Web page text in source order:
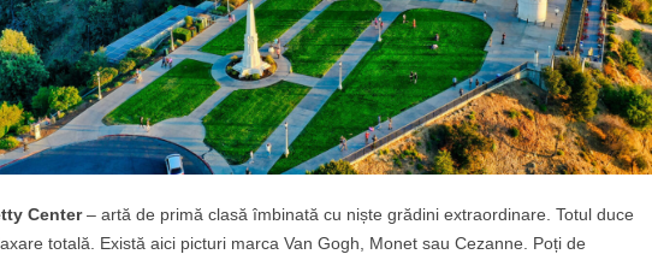
Center– artă de primă clasă îmbinată cu niște grădini extraordinare. Totul duce
totală. Există aici picturi marca Van Gogh, Monet sau Cezanne. Poți de